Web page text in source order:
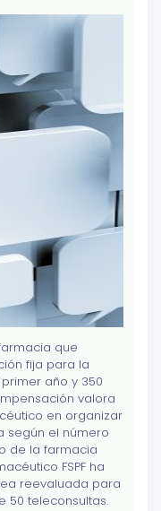
que
fija para la
año y 350
valora
en organizar
según el número
de la farmacia
FSPF ha
reevaluada para
50 teleconsultas.